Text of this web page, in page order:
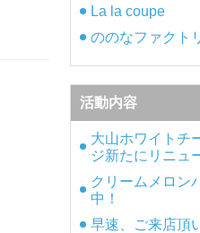
La la coupe
ののなファクト
活動内容
大山ホワイトチ
ジ新たにリニュ
クリームメロ
中！
早速、ご来店頂